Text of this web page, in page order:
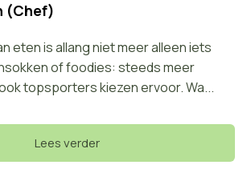
(Chef)
eten is allang niet meer alleen iets
of foodies: steeds meer
topsporters kiezen ervoor. Wa...
Lees verder